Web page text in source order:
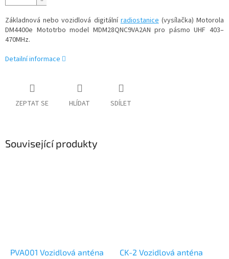
Základnová nebo vozidlová digitálníradiostanice(vysílačka) Motorola
DM4400e Mototrbo model MDM28QNC9VA2AN pro pásmo UHF 403–
470MHz.
Detailní informace
ZEPTAT SE HLÍDAT SDÍLET
Související produkty
PVA001 Vozidlová anténa
CK-2 Vozidlová anténa